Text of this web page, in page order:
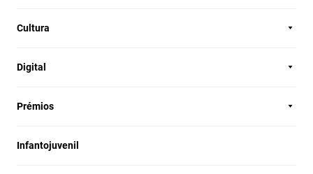
Cultura
Digital
Prémios
Infantojuvenil